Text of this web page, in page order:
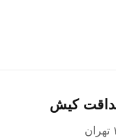
کیش